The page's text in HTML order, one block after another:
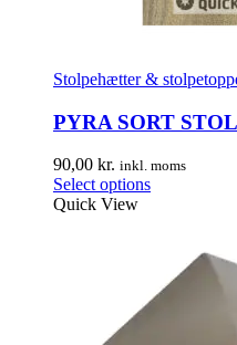
Stolpehætter &
PYRA SORT
90,00 kr. inkl. moms
Select options
Quick View